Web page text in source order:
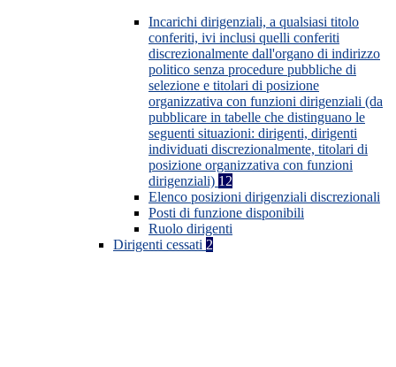
Incarichi dirigenziali, a qualsiasi titolo
conferiti, ivi inclusi quelli conferiti
discrezionalmente dall'organo di indirizzo
politico senza procedure pubbliche di
selezione e titolari di posizione
organizzativa con funzioni dirigenziali (da
pubblicare in tabelle che distinguano le
seguenti situazioni: dirigenti, dirigenti
individuati discrezionalmente, titolari di
posizione organizzativa con funzioni
dirigenziali) 12
Elenco posizioni dirigenziali discrezionali
Posti di funzione disponibili
Ruolo dirigenti
Dirigenti cessati 2